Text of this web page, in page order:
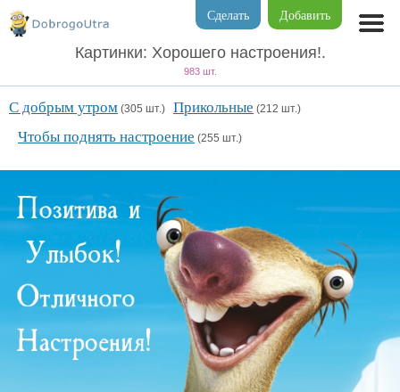
Добавить
Сделать
Картинки: Хорошего настроения!.
983 шт.
С добрым утром (305 шт.) Прикольные (212 шт.)
Чтобы поднять настроение (255 шт.)